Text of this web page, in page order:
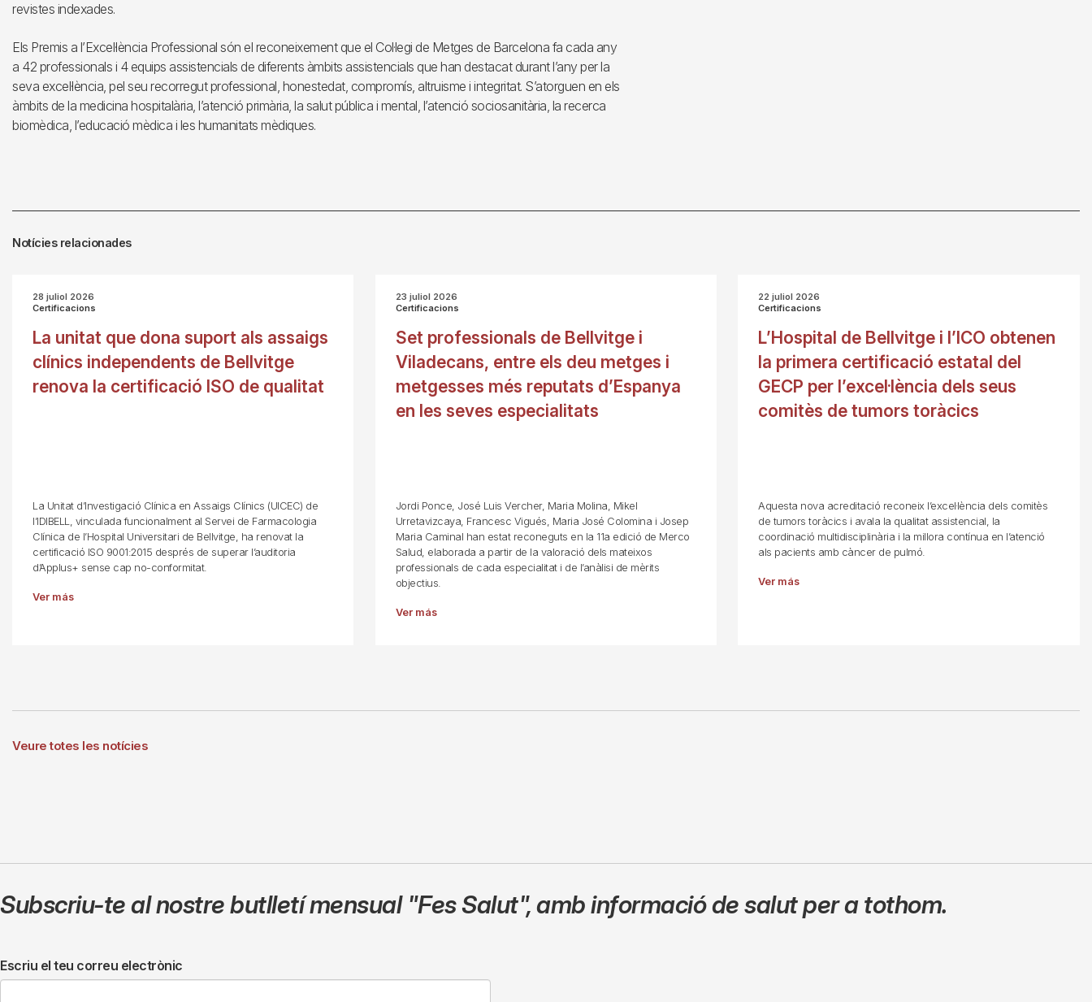
revistes indexades.
Els Premis a l’Excel·lència Professional són el reconeixement que el Col·legi de Metges de Barcelona fa cada any
a 42 professionals i 4 equips assistencials de diferents àmbits assistencials que han destacat durant l’any per la
seva excel·lència, pel seu recorregut professional, honestedat, compromís, altruisme i integritat. S’atorguen en els
àmbits de la medicina hospitalària, l’atenció primària, la salut pública i mental, l’atenció sociosanitària, la recerca
biomèdica, l’educació mèdica i les humanitats mèdiques.
Notícies relacionades
28 juliol 2026
Certificacions
La unitat que dona suport als assaigs
clínics independents de Bellvitge
renova la certificació ISO de qualitat
La Unitat d’Investigació Clínica en Assaigs Clínics (UICEC) de
l’IDIBELL, vinculada funcionalment al Servei de Farmacologia
Clínica de l’Hospital Universitari de Bellvitge, ha renovat la
certificació ISO 9001:2015 després de superar l’auditoria
d’Applus+ sense cap no-conformitat.
Ver más
23 juliol 2026
Certificacions
Set professionals de Bellvitge i
Viladecans, entre els deu metges i
metgesses més reputats d’Espanya
en les seves especialitats
Jordi Ponce, José Luis Vercher, Maria Molina, Mikel
Urretavizcaya, Francesc Vigués, Maria José Colomina i Josep
Maria Caminal han estat reconeguts en la 11a edició de Merco
Salud, elaborada a partir de la valoració dels mateixos
professionals de cada especialitat i de l’anàlisi de mèrits
objectius.
Ver más
22 juliol 2026
Certificacions
L’Hospital de Bellvitge i l’ICO obtenen
la primera certificació estatal del
GECP per l’excel·lència dels seus
comitès de tumors toràcics
Aquesta nova acreditació reconeix l’excel·lència dels comitès
de tumors toràcics i avala la qualitat assistencial, la
coordinació multidisciplinària i la millora contínua en l’atenció
als pacients amb càncer de pulmó.
Ver más
Veure totes les notícies
Subscriu-te al nostre butlletí mensual "Fes Salut",amb informació de salut per a tothom.
Escriu el teu correu electrònic